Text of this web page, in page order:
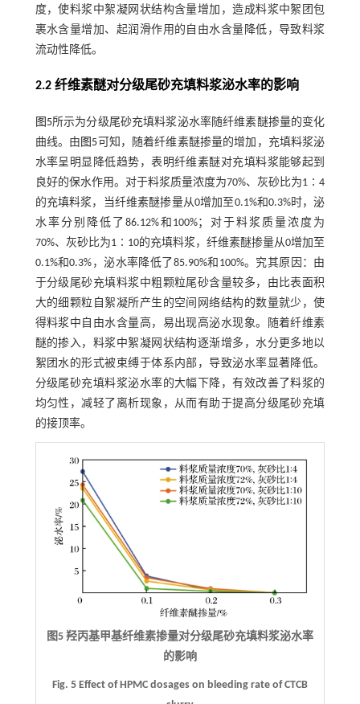
度，使料浆中絮凝网状结构含量增加，造成料浆中絮团包
裹水含量增加、起润滑作用的自由水含量降低，导致料浆
流动性降低。
2.2 纤维素醚对分级尾砂充填料浆泌水率的影响
图5所示为分级尾砂充填料浆泌水率随纤维素醚掺量的变化
曲线。由 图5 可知，随着纤维素醚掺量的增加，充填料浆泌
水率呈明显降低趋势，表明纤维素醚对充填料浆能够起到
良好的保水作用。对于料浆质量浓度为70%、灰砂比为1∶4
的充填料浆，当纤维素醚掺量从0增加至0.1%和0.3%时，泌
水率分别降低了86.12%和100%；对于料浆质量浓度为
70%、灰砂比为1∶10的充填料浆，纤维素醚掺量从0增加至
0.1%和0.3%，泌水率降低了85.90%和100%。究其原因：由
于分级尾砂充填料浆中粗颗粒尾砂含量较多，由比表面积
大的细颗粒自絮凝所产生的空间网络结构的数量就少，使
得料浆中自由水含量高，易出现高泌水现象。随着纤维素
醚的掺入，料浆中絮凝网状结构逐渐增多，水分更多地以
絮团水的形式被束缚于体系内部，导致泌水率显著降低。
分级尾砂充填料浆泌水率的大幅下降，有效改善了料浆的
均匀性，减轻了离析现象，从而有助于提高分级尾砂充填
的接顶率。
图5 羟丙基甲基纤维素掺量对分级尾砂充填料浆泌水率
的影响
Fig. 5 Effect of HPMC dosages on bleeding rate of CTCB